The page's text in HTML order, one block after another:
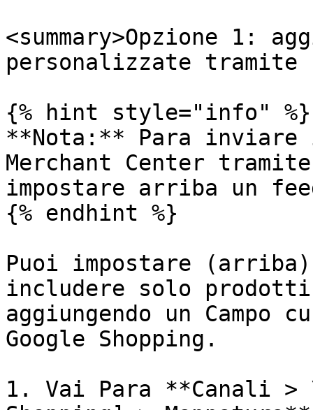
<summary>Opzione 1:
personalizzate tramite
{% hint style="info" %}
**Nota:** Para
Merchant Center
impostare arriba un
{% endhint %}
Puoi impostare (arriba)
includere solo
aggiungendo un
Google Shopping.
1. Vai Para **Canali